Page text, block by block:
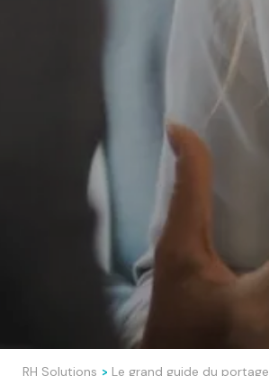
RH Solutions > Le grand guide du portage